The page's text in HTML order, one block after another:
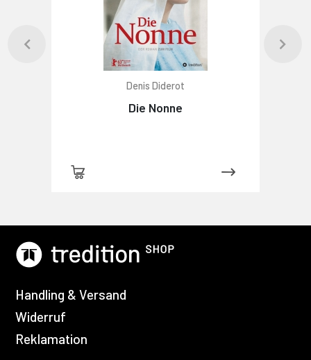
Denis Diderot
Die Nonne
Handling & Versand
Widerruf
Reklamation